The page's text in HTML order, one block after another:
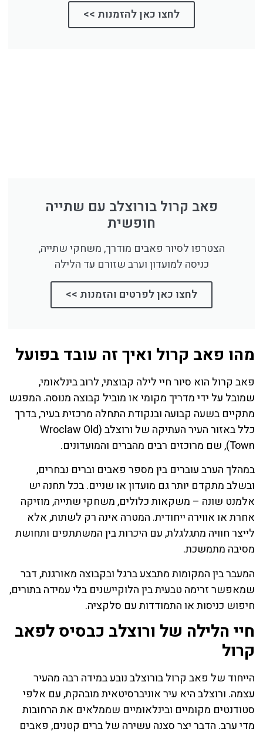
לחצו כאן להזמנות >>
פאב קרול בורוצלב עם שתייה
חופשית
הצטרפו לסיור פאבים מודרך, משחקי שתייה,
כניסה למועדון וערב שזורם עד הלילה
לחצו כאן לפרטים והזמנות >>
מהו פאב קרול ואיך זה עובד בפועל
פאב קרול הוא סיור חיי לילה קבוצתי, לרוב בינלאומי,
שמובל על ידי מדריך מקומי או מוביל קבוצה מנוסה. המפגש
מתקיים בשעה קבועה ובנקודת התחלה מרכזית בעיר, בדרך
כלל באזור העיר העתיקה של ורוצלב (Wroclaw Old
Town), שם מרוכזים רבים מהברים והמועדונים.
במהלך הערב עוברים בין מספר פאבים וברים נבחרים,
ובשלב מתקדם יותר גם מועדון או שניים. בכל תחנה יש
אלמנט שונה – משקאות כלולים, משחקי שתייה, מוזיקה
אחרת או אווירה ייחודית. המטרה אינה רק לשתות, אלא
לייצר חוויה מתגלגלת, עם היכרות בין המשתתפים ותחושת
מסיבה מתמשכת.
המעבר בין המקומות מתבצע ברגל ובקבוצה מאורגנת, דבר
שמאפשר זרימה טבעית בין הלוקיישנים בלי עמידה בתורים,
חיפוש כניסות או התמודדות עם סלקציה.
חיי הלילה של ורוצלב כבסיס לפאב
קרול
הייחוד של פאב קרול בורוצלב נובע במידה רבה מהעיר
עצמה. ורוצלב היא עיר אוניברסיטאית מובהקת, עם אלפי
סטודנטים מקומיים ובינלאומיים שממלאים את הרחובות
מדי ערב. הדבר יצר סצנה עשירה של ברים קטנים, פאבים